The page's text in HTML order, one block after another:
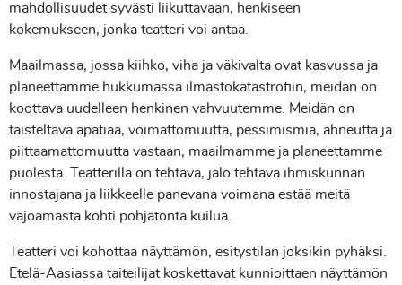
mahdollisuudet syvästi liikuttavaan, henkiseen
kokemukseen, jonka teatteri voi antaa.
Maailmassa, jossa kiihko, viha ja väkivalta ovat kasvussa ja
planeettamme hukkumassa ilmastokatastrofiin, meidän on
koottava uudelleen henkinen vahvuutemme. Meidän on
taisteltava apatiaa, voimattomuutta, pessimismiä, ahneutta ja
piittaamattomuutta vastaan, maailmamme ja planeettamme
puolesta. Teatterilla on tehtävä, jalo tehtävä ihmiskunnan
innostajana ja liikkeelle panevana voimana estää meitä
vajoamasta kohti pohjatonta kuilua.
Teatteri voi kohottaa näyttämön, esitystilan joksikin pyhäksi.
Etelä-Aasiassa taiteilijat koskettavat kunnioittaen näyttämön